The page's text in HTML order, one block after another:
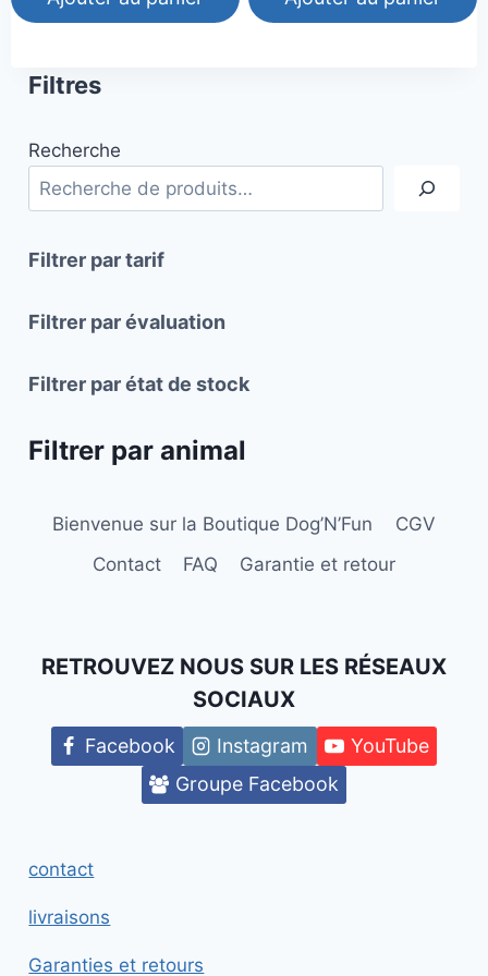
Filtres
Recherche
Filtrer par tarif
Filtrer par évaluation
Filtrer par état de stock
Filtrer par animal
Bienvenue sur la Boutique Dog’N’Fun
CGV
Contact
FAQ Garantie et retour
RETROUVEZ NOUS SUR LES RÉSEAUX
SOCIAUX
Facebook Instagram
YouTube
Groupe Facebook
contact
livraisons
Garanties et retours